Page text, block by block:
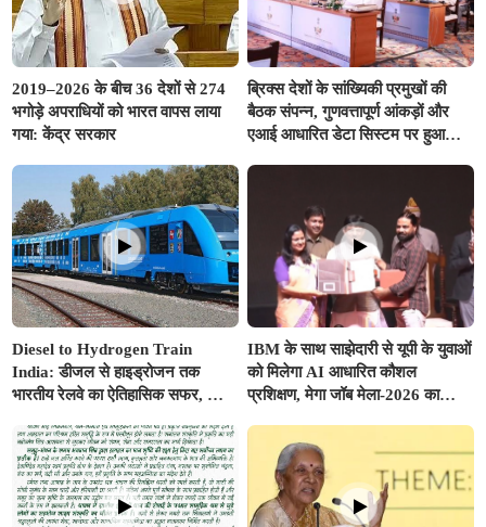
2019–2026 के बीच 36 देशों से 274
भगोड़े अपराधियों को भारत वापस लाया
गया: केंद्र सरकार
ब्रिक्स देशों के सांख्यिकी प्रमुखों की
बैठक संपन्न, गुणवत्तापूर्ण आंकड़ों और
एआई आधारित डेटा सिस्टम पर हुआ
Diesel to Hydrogen Train
India: डीजल से हाइड्रोजन तक
भारतीय रेलवे का ऐतिहासिक सफर, जानें
भारत @2047'
IBM के साथ साझेदारी से यूपी के युवाओं
को मिलेगा AI आधारित कौशल
प्रशिक्षण, मेगा जॉब मेला-2026 का